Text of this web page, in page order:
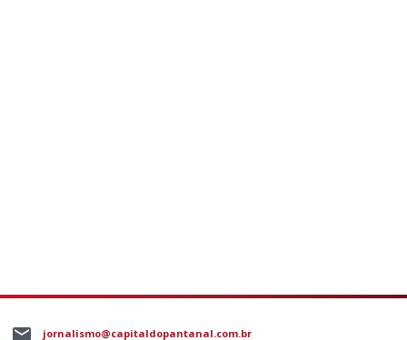
jornalismo@capitaldopantanal.com.br